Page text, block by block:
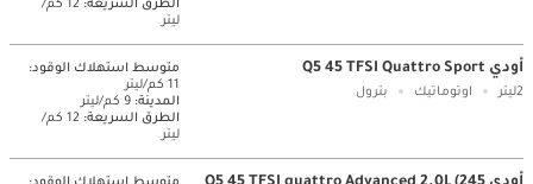
الطرق السريعة:
12 كم/
ليتر
أودي Q5 45 TFSI Quattro Sport
2ليتر اوتوماتيك بترول
متوسط ​​استهلاك الوقود:
11 كم/ليتر
المدينة: 9 كم/ليتر
الطرق السريعة:
12 كم/
ليتر